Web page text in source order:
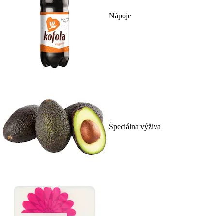
Nápoje
Špeciálna výživa